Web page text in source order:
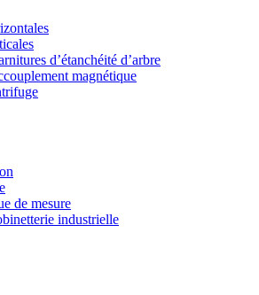
d’étanchéité d’arbre
magnétique
de mesure
industrielle